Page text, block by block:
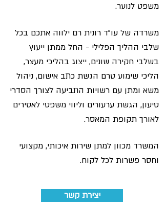
משפט לנוער.
משרדה של עו"ד רונית רם ילווה אתכם בכל
שלבי ההליך הפלילי - החל ממתן ייעוץ
בשלבי חקירה שונים, ייצוג בהליכי מעצר,
הליכי שימוע טרם הגשת כתב אישום, ניהול
משא ומתן עם רשויות התביעה לצורך הסדרי
טיעון, הגשת ערעורים וליווי משפטי לאסירים
לאורך תקופת המאסר.
המשרד מכוון למתן שירות איכותי, מקצועי
וחסר פשרות לכל לקוח.
יצירת קשר